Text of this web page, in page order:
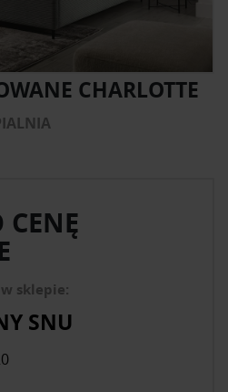
CHARLOTTE
CENĘ
sklepie:
SNU